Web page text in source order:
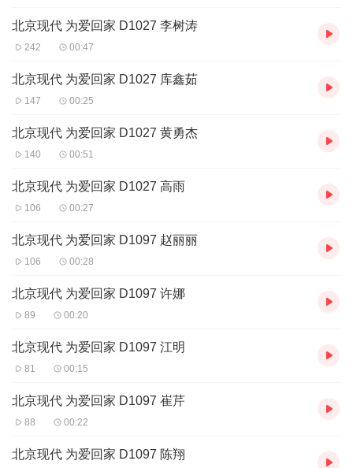
参与方式：
手机客户端进入活动页面，点击上方“开始录音”按钮，说出你的相
思寄语，即可参赛。
作品要求：
作品时长不限，声音文件命名格式统一为：
北京现代 让爱回家+声音
名。
本活动以统计单条声音的“投票数”方式进行评选，每人每日最多可
投10票。投票链接可分享至微信、微博等社交渠道进行拉票。
以上奖品寄出信息将通过“北现山东区域（ID：
beixianshandong）”公众号发出，敬请关注该账号。
2017年9月27日-2017年10月15日
北京现代 为爱回家 D1027 李树涛
242 00:47
北京现代 为爱回家 D1027 库鑫茹
147 00:25
北京现代 为爱回家 D1027 黄勇杰
140 00:51
北京现代 为爱回家 D1027 高雨
106 00:27
北京现代 为爱回家 D1097 赵丽丽
106 00:28
北京现代 为爱回家 D1097 许娜
89 00:20
北京现代 为爱回家 D1097 江明
81 00:15
北京现代 为爱回家 D1097 崔芹
88 00:22
北京现代 为爱回家 D1097 陈翔